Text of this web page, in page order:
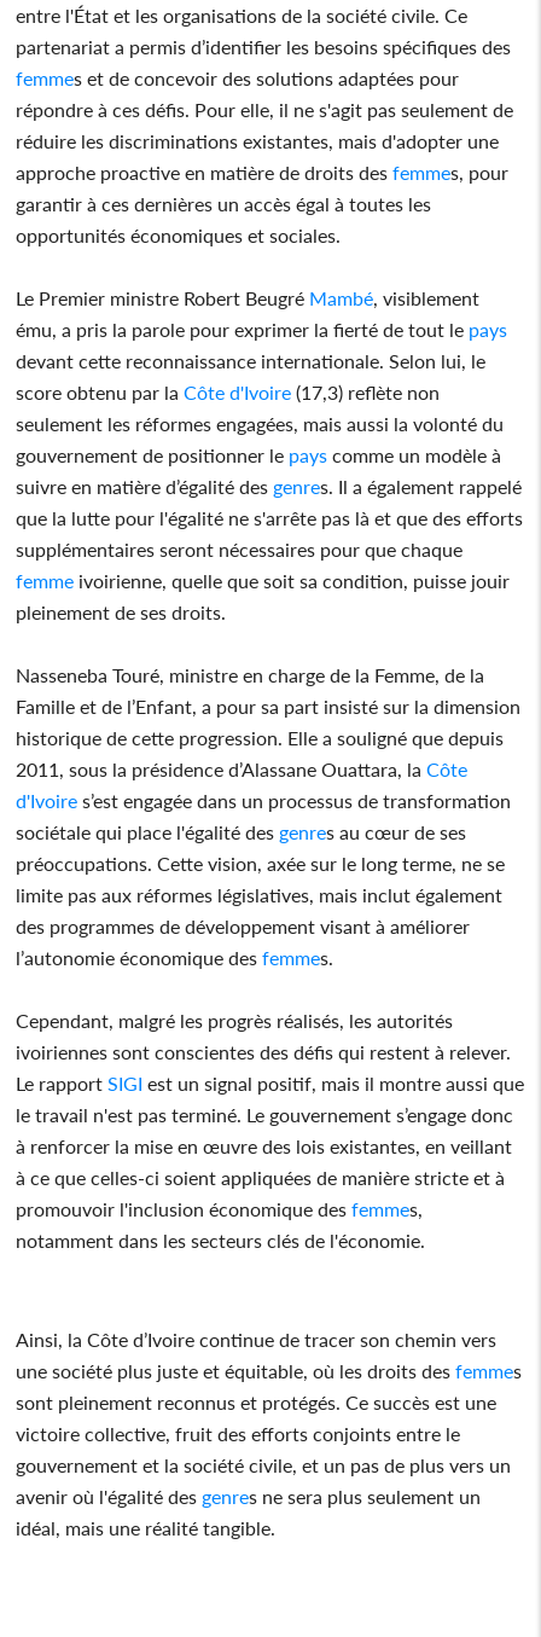
entre l'État et les organisations de la société civile. Ce
partenariat a permis d’identifier les besoins spécifiques des
femmes et de concevoir des solutions adaptées pour
répondre à ces défis. Pour elle, il ne s'agit pas seulement de
réduire les discriminations existantes, mais d'adopter une
approche proactive en matière de droits desfemmes, pour
garantir à ces dernières un accès égal à toutes les
opportunités économiques et sociales.
Le Premier ministre Robert Beugré Mambé, visiblement
ému, a pris la parole pour exprimer la fierté de tout le pays
devant cette reconnaissance internationale. Selon lui, le
score obtenu par laCôte d'Ivoire (17,3) reflète non
seulement les réformes engagées, mais aussi la volonté du
gouvernement de positionner le pays comme un modèle à
suivre en matière d’égalité des genres. Il a également rappelé
que la lutte pour l'égalité ne s'arrête pas là et que des efforts
supplémentaires seront nécessaires pour que chaque
femme ivoirienne, quelle que soit sa condition, puisse jouir
pleinement de ses droits.
Nasseneba Touré, ministre en charge de la Femme, de la
Famille et de l’Enfant, a pour sa part insisté sur la dimension
historique de cette progression. Elle a souligné que depuis
2011, sous la présidence d’Alassane Ouattara, laCôte
d'Ivoire s’est engagée dans un processus de transformation
sociétale qui place l'égalité des genres au cœur de ses
préoccupations. Cette vision, axée sur le long terme, ne se
limite pas aux réformes législatives, mais inclut également
des programmes de développement visant à améliorer
l’autonomie économique desfemmes.
Cependant, malgré les progrès réalisés, les autorités
ivoiriennes sont conscientes des défis qui restent à relever.
Le rapportSIGI est un signal positif, mais il montre aussi que
le travail n'est pas terminé. Le gouvernement s’engage donc
à renforcer la mise en œuvre des lois existantes, en veillant
à ce que celles-ci soient appliquées de manière stricte et à
promouvoir l'inclusion économique desfemmes,
notamment dans les secteurs clés de l'économie.
Ainsi, la Côte d’Ivoire continue de tracer son chemin vers
une société plus juste et équitable, où les droits desfemmes
sont pleinement reconnus et protégés. Ce succès est une
victoire collective, fruit des efforts conjoints entre le
gouvernement et la société civile, et un pas de plus vers un
avenir où l'égalité des genres ne sera plus seulement un
idéal, mais une réalité tangible.